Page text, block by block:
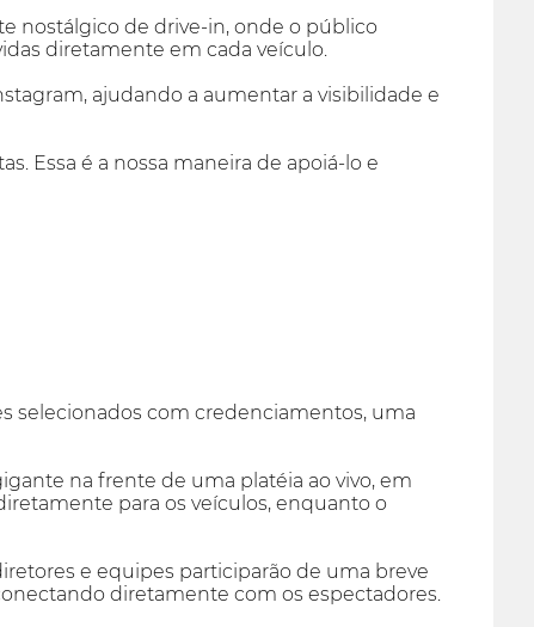
nostálgico de drive-in, onde o público
diretamente em cada veículo.
ajudando a aumentar a visibilidade e
Essa é a nossa maneira de apoiá-lo e
selecionados com credenciamentos, uma
na frente de uma platéia ao vivo, em
para os veículos, enquanto o
e equipes participarão de uma breve
diretamente com os espectadores.